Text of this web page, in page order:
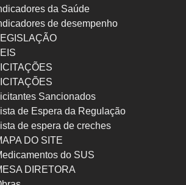
da Saúde
de desempenho
Sancionados
de Espera da Regulação
de espera de creches
DO SITE
do SUS
DIRETORA